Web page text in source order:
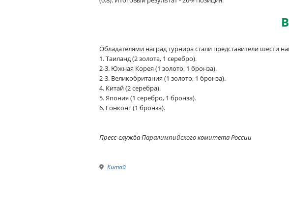
Обладателями наград турнира стали представители шести
1. Таиланд (2 золота, 1 серебро).
2-3. Южная Корея (1 золото, 1 бронза).
2-3. Великобритания (1 золото, 1 бронза).
4. Китай (2 серебра).
5. Япония (1 серебро, 1 бронза).
6. Гонконг (1 бронза).
Пресс-служба Паралимпийского комитета России
Китай